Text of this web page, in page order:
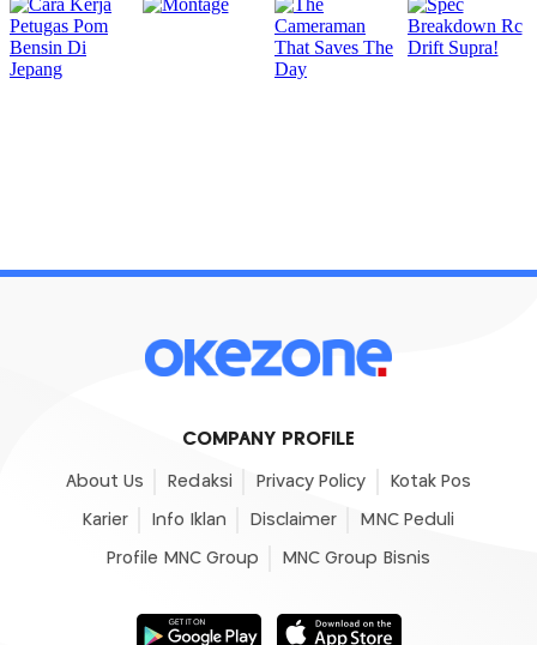
COMPANY PROFILE
About Us Redaksi Privacy Policy Kotak Pos
Karier Info Iklan Disclaimer MNC Peduli
Profile MNC Group MNC Group Bisnis